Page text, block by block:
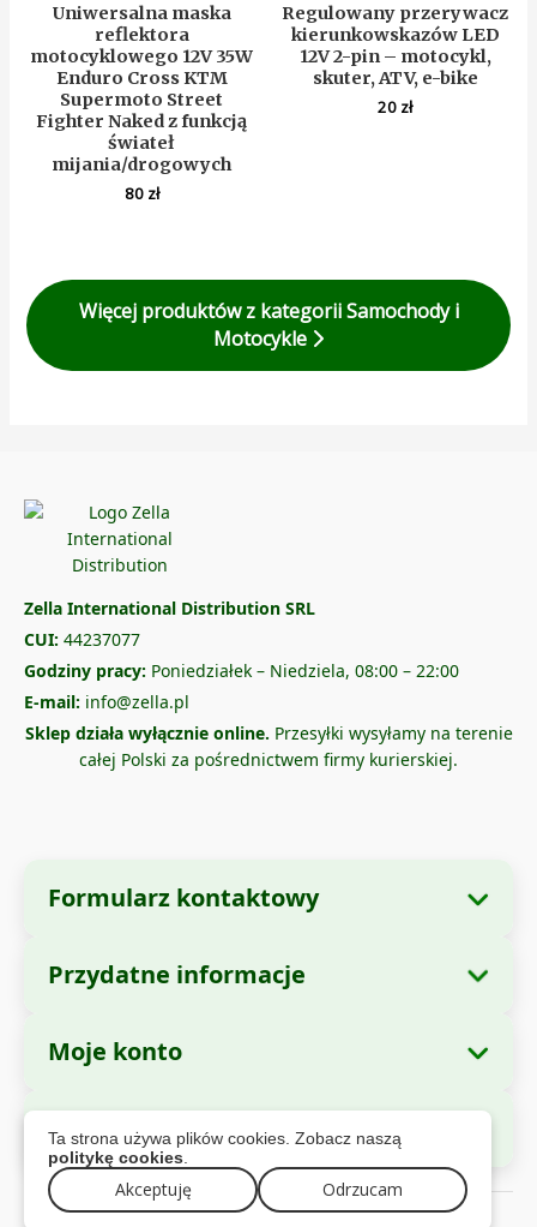
Ta strona używa plików cookies. Zobacz naszą
politykę cookies
Akceptuję Odrzucam
Uniwersalna maska
reflektora
motocyklowego 12V 35W
Enduro Cross KTM
Supermoto Street
Fighter Naked z funkcją
świateł
mijania/drogowych
80 zł
Regulowany przerywacz
kierunkowskazów LED
12V 2-pin – motocykl,
skuter, ATV, e-bike
20 zł
Więcej produktów z kategorii Samochody i
Motocykle
Zella International Distribution SRL
CUI: 44237077
Godziny pracy: Poniedziałek – Niedziela, 08:00 – 22:00
E-mail: info@zella.pl
Sklep działa wyłącznie online. Przesyłki wysyłamy na terenie
całej Polski za pośrednictwem firmy kurierskiej.
Formularz kontaktowy
Dane firmy
Nazwa firmy:
SRL
Siedziba:Strada Cuza Voda nr. 97, Sector 4,
Bucuresti, 040283, Romania
CUI:44237077
Przydatne informacje
Jak zamawiać?
Metody płatności
Informacje o wysyłce
Polityka zwrotów
Moje konto
Moje zamówienia
Dane osobowe
Adresy
Bezpieczne płatności
© 2026 zella.pl – Wszelkie prawa zastrzezone